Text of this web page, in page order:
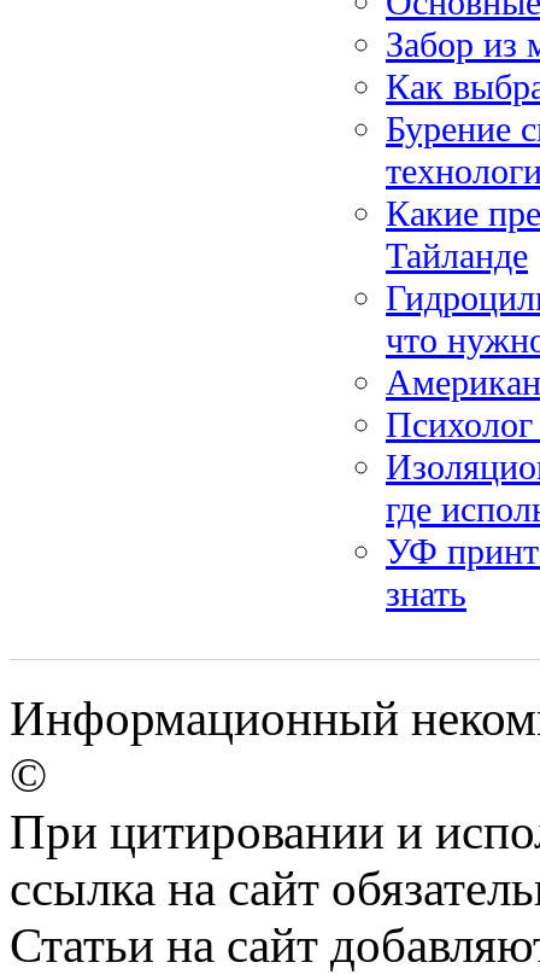
Забор из
Как
Бурение
Какие
Тайланде
что
Психолог
где
УФ
знать
Информационный
©
При цитировании и
ссылка на сайт
Статьи на сайт